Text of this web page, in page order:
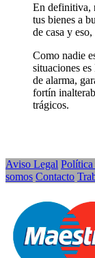
En definitiva,
tus bienes a
de casa y
Como nadie
situaciones
de alarma,
fortín
trágicos.
Aviso Legal Política
somos Contacto